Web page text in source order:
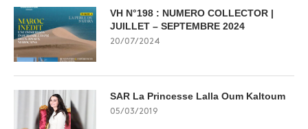
VH N°198 : NUMERO COLLECTOR |
JUILLET – SEPTEMBRE 2024
20/07/2024
SAR La Princesse Lalla Oum Kaltoum
05/03/2019